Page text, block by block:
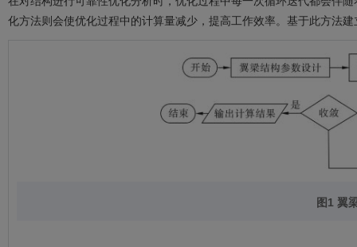
化方法则会使优化过程中的计算量减少，提高工作效率。基于此方法
图1 翼